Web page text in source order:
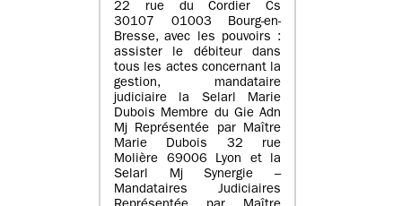
22 rue du Cordier Cs
30107 01003 Bourg-en-
Bresse, avec les pouvoirs :
assister le débiteur dans
tous les actes concernant la
gestion, mandataire
judiciaire la Selarl Marie
Dubois Membre du Gie Adn
Mj Représentée par Maître
Marie Dubois 32 rue
Molière 69006 Lyon et la
Selarl Mj Synergie –
Mandataires Judiciaires